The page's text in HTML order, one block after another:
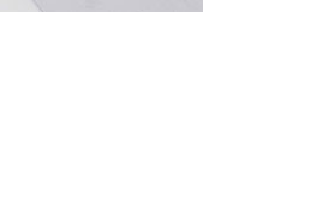
בחר אחת מהאפשרויות.